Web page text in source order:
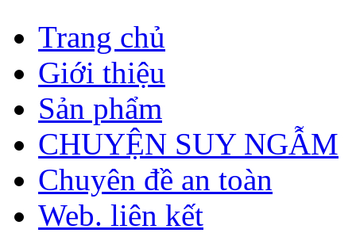
Trang chủ
Giới thiệu
Sản phẩm
CHUYỆN SUY NGẪM
Chuyên đề an toàn
Web. liên kết